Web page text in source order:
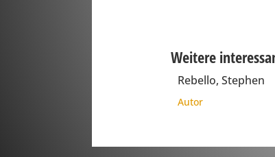
Weitere
Rebello, Stephen
Autor